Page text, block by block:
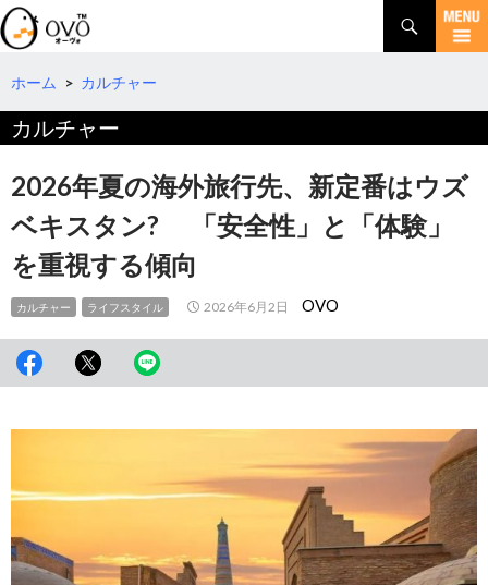
検
索
コ
テ
ツ
へ
動
ホーム > カルチャー
カルチャー
2026年夏の海外旅行先、新定番はウズ
ベキスタン? 「安全性」と「体験」
を重視する傾向
カルチャー ライフスタイル 2026年6月2日 OVO